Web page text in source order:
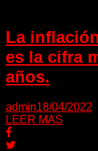
La
es la cifra
años.
admin18/04/2022
LEER MAS